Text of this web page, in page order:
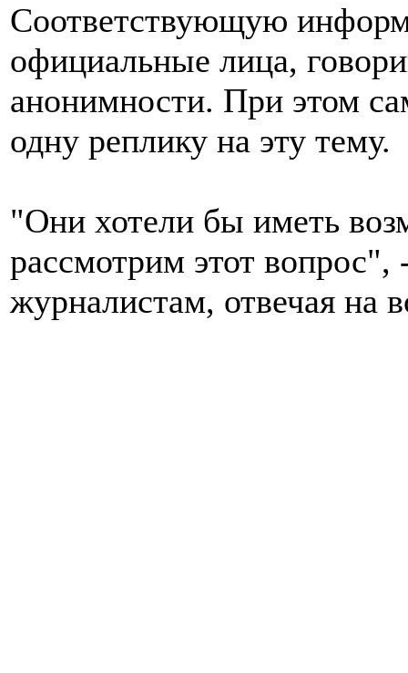
Соответствующую
официальные лица,
анонимности. При этом
одну реплику на эту тему.
"Они хотели бы иметь
рассмотрим этот
журналистам, отвечая на